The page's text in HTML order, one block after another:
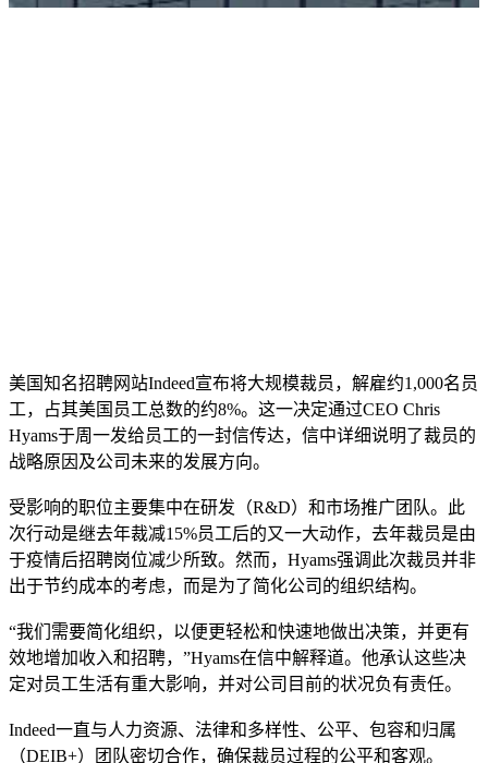
美国知名招聘网站Indeed宣布将大规模裁员，解雇约1,000名员
工，占其美国员工总数的约8%。这一决定通过CEO Chris
Hyams于周一发给员工的一封信传达，信中详细说明了裁员的
战略原因及公司未来的发展方向。
受影响的职位主要集中在研发（R&D）和市场推广团队。此
次行动是继去年裁减15%员工后的又一大动作，去年裁员是由
于疫情后招聘岗位减少所致。然而，Hyams强调此次裁员并非
出于节约成本的考虑，而是为了简化公司的组织结构。
“我们需要简化组织，以便更轻松和快速地做出决策，并更有
效地增加收入和招聘，”Hyams在信中解释道。他承认这些决
定对员工生活有重大影响，并对公司目前的状况负有责任。
Indeed一直与人力资源、法律和多样性、公平、包容和归属
（DEIB+）团队密切合作，确保裁员过程的公平和客观。